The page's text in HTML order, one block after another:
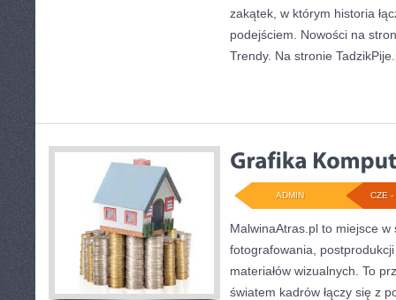
zakątek, w którym historia
podejściem. Nowości na
Trendy. Na stronie
CZE -
ADMIN
MalwinaAtras.pl to miejsce
fotografowania,
materiałów wizualnych. To
światem kadrów łączy się z